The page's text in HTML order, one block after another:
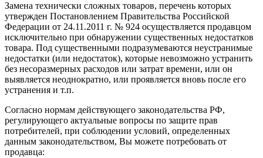
Замена технически сложных товаров, перечень которых
утвержден Постановлением Правительства Российской
Федерации от 24.11.2011 г. № 924 осуществляется продавцом
исключительно при обнаружении существенных недостатков
товара. Под существенными подразумеваются неустранимые
недостатки (или недостаток), которые невозможно устранить
без несоразмерных расходов или затрат времени, или он
выявляется неоднократно, или проявляется вновь после его
устранения и т.п.
Согласно нормам действующего законодательства РФ,
регулирующего актуальные вопросы по защите прав
потребителей, при соблюдении условий, определенных
данным законодательством, Вы можете потребовать от
продавца: